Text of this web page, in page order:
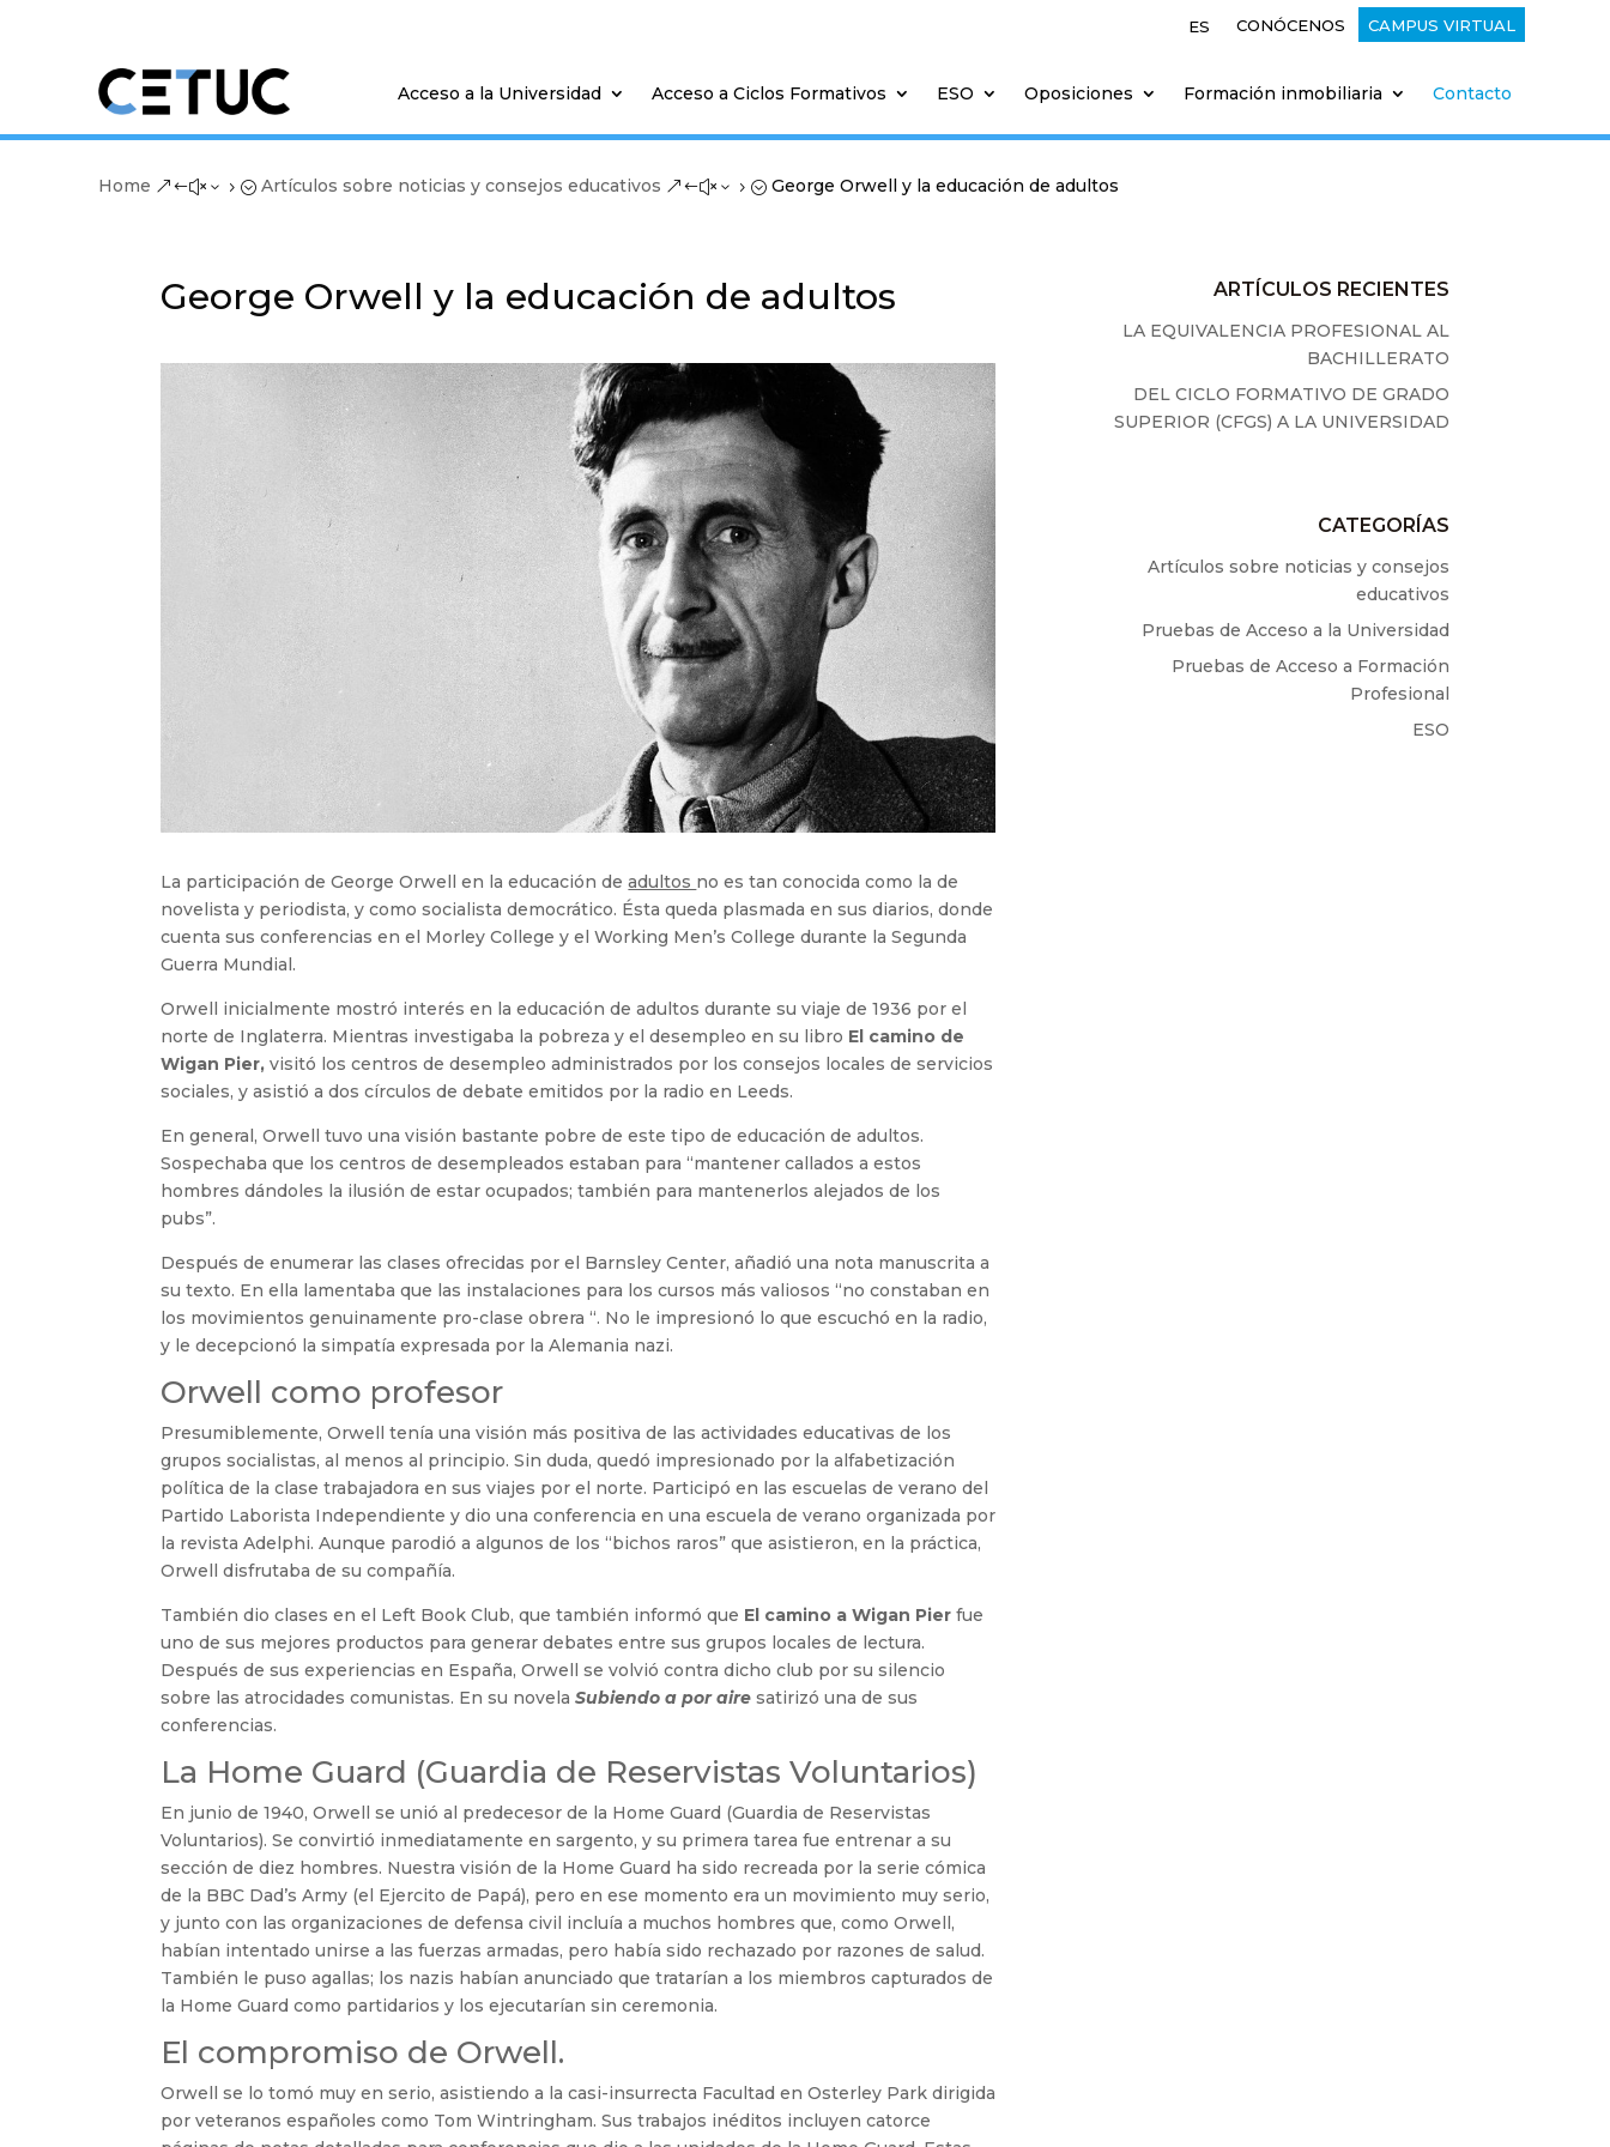
ES CONÓCENOS CAMPUS VIRTUAL
Acceso a la Universidad Acceso a Ciclos Formativos ESO Oposiciones Formación inmobiliaria Contacto
Home &#x35; Artículos sobre noticias y consejos educativos &#x35; George Orwell y la educación de adultos
George Orwell y la educación de adultos
La participación de George Orwell en la educación deadultos no es tan conocida como la de
novelista y periodista, y como socialista democrático. Ésta queda plasmada en sus diarios, donde
cuenta sus conferencias en el Morley College y el Working Men’s College durante la Segunda
Guerra Mundial.
Orwell inicialmente mostró interés en la educación de adultos durante su viaje de 1936 por el
norte de Inglaterra. Mientras investigaba la pobreza y el desempleo en su libro El camino de
Wigan Pier, visitó los centros de desempleo administrados por los consejos locales de servicios
sociales, y asistió a dos círculos de debate emitidos por la radio en Leeds.
En general, Orwell tuvo una visión bastante pobre de este tipo de educación de adultos.
Sospechaba que los centros de desempleados estaban para “mantener callados a estos
hombres dándoles la ilusión de estar ocupados; también para mantenerlos alejados de los
pubs”.
Después de enumerar las clases ofrecidas por el Barnsley Center, añadió una nota manuscrita a
su texto. En ella lamentaba que las instalaciones para los cursos más valiosos “no constaban en
los movimientos genuinamente pro-clase obrera “. No le impresionó lo que escuchó en la radio,
y le decepcionó la simpatía expresada por la Alemania nazi.
Orwell como profesor
Presumiblemente, Orwell tenía una visión más positiva de las actividades educativas de los
grupos socialistas, al menos al principio. Sin duda, quedó impresionado por la alfabetización
política de la clase trabajadora en sus viajes por el norte. Participó en las escuelas de verano del
Partido Laborista Independiente y dio una conferencia en una escuela de verano organizada por
la revista Adelphi. Aunque parodió a algunos de los “bichos raros” que asistieron, en la práctica,
Orwell disfrutaba de su compañía.
También dio clases en el Left Book Club, que también informó que El camino a Wigan Pier fue
uno de sus mejores productos para generar debates entre sus grupos locales de lectura.
Después de sus experiencias en España, Orwell se volvió contra dicho club por su silencio
sobre las atrocidades comunistas. En su novelaSubiendo a por aire satirizó una de sus
conferencias.
La Home Guard (Guardia de Reservistas Voluntarios)
En junio de 1940, Orwell se unió al predecesor de la Home Guard (Guardia de Reservistas
Voluntarios). Se convirtió inmediatamente en sargento, y su primera tarea fue entrenar a su
sección de diez hombres. Nuestra visión de la Home Guard ha sido recreada por la serie cómica
de la BBC Dad’s Army (el Ejercito de Papá), pero en ese momento era un movimiento muy serio,
y junto con las organizaciones de defensa civil incluía a muchos hombres que, como Orwell,
habían intentado unirse a las fuerzas armadas, pero había sido rechazado por razones de salud.
También le puso agallas; los nazis habían anunciado que tratarían a los miembros capturados de
la Home Guard como partidarios y los ejecutarían sin ceremonia.
El compromiso de Orwell.
Orwell se lo tomó muy en serio, asistiendo a la casi-insurrecta Facultad en Osterley Park dirigida
por veteranos españoles como Tom Wintringham. Sus trabajos inéditos incluyen catorce
ARTÍCULOS RECIENTES
LA EQUIVALENCIA PROFESIONAL AL
BACHILLERATO
DEL CICLO FORMATIVO DE GRADO
SUPERIOR (CFGS) A LA UNIVERSIDAD
CATEGORÍAS
Artículos sobre noticias y consejos
educativos
Pruebas de Acceso a la Universidad
Pruebas de Acceso a Formación
Profesional
ESO